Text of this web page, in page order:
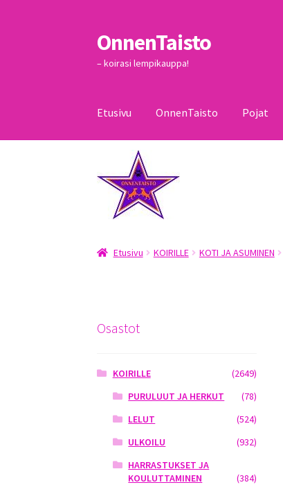
Siirry
navigointiin
Siirry
sisältöön
OnnenTaisto
– koirasi lempikauppa!
Etusivu OnnenTaisto Pojat
Kassa
Etusivu KOIRILLE KOTI JA ASUMINEN
Osastot
KOIRILLE
(2649)
PURULUUT JA HERKUT
(78)
LELUT
(524)
ULKOILU
(932)
HARRASTUKSET JA
KOULUTTAMINEN
(384)